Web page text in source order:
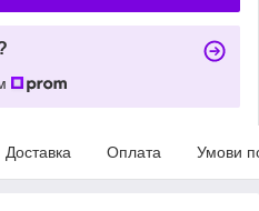
Доставка Оплата Умови